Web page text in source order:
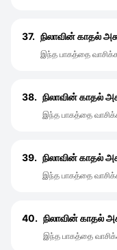
37. நிலாவின் காதல்
இந்த பாகத்தை
38. நிலாவின் காதல்
இந்த பாகத்தை
39. நிலாவின் காதல்
இந்த பாகத்தை
40. நிலாவின் காதல்
இந்த பாகத்தை